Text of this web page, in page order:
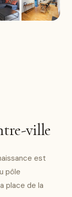
ville
est
pôle
place de la